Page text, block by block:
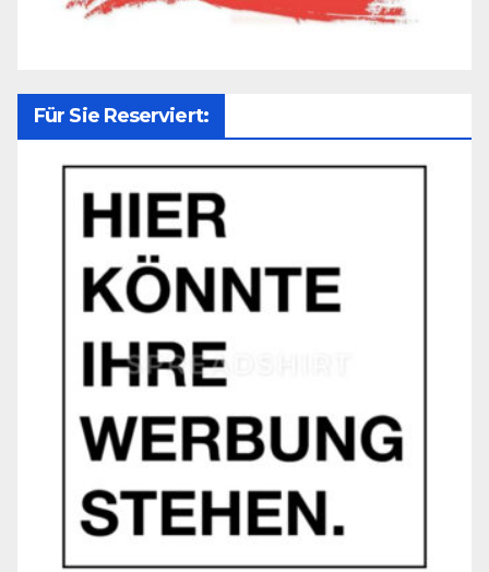
Für Sie Reserviert: